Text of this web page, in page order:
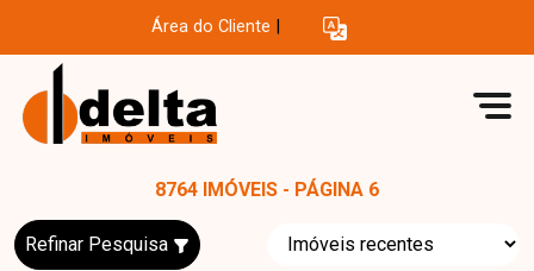
Área do Cliente
8764 IMÓVEIS - PÁGINA 6
Refinar Pesquisa